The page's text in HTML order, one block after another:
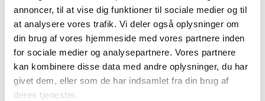
annoncer, til at vise dig funktioner til sociale medier og til
at analysere vores trafik. Vi deler også oplysninger om
din brug af vores hjemmeside med vores partnere inden
for sociale medier og analysepartnere. Vores partnere
kan kombinere disse data med andre oplysninger, du har
givet dem, eller som de har indsamlet fra din brug af
deres tjenester.
overvejer, hvilken pulje der passer bedst til den lokale
kontekst og organisering, og at indsatsen og valget af
pulje er afstemt med den aktuelle kommune.
Ved spørgsmål til BL’s pulje kan der rettes henvendelse til
pulje@bl.dk.
Med venlig hilsen